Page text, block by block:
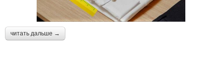
читать дальше →